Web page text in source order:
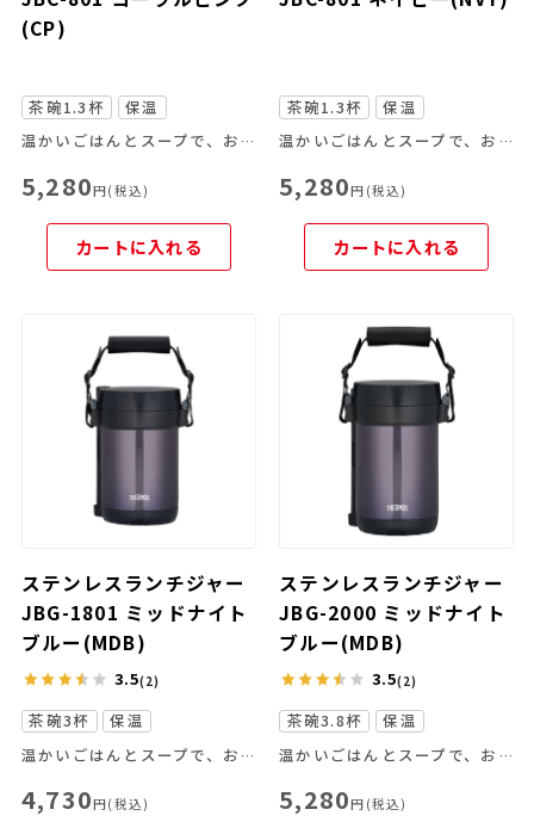
(CP)
茶碗1.3杯
保温
温かいごはんとスープで、お弁当をしっかりした食事として楽しく
5,280円(税込)
カートに入れる
茶碗1.3杯
保温
温かいごはんとスープで、お弁当をしっかりした食事として楽しく
5,280円(税込)
カートに入れる
ステンレスランチジャー
JBG-1801 ミッドナイト
ブルー(MDB)
3.5(2)
茶碗3杯
保温
温かいごはんとスープで、お弁当をしっかりした食事として楽しむ
4,730円(税込)
ステンレスランチジャー
JBG-2000 ミッドナイト
ブルー(MDB)
3.5(2)
茶碗3.8杯
保温
温かいごはんとスープで、お弁当をしっかりした食事として楽しむ
5,280円(税込)